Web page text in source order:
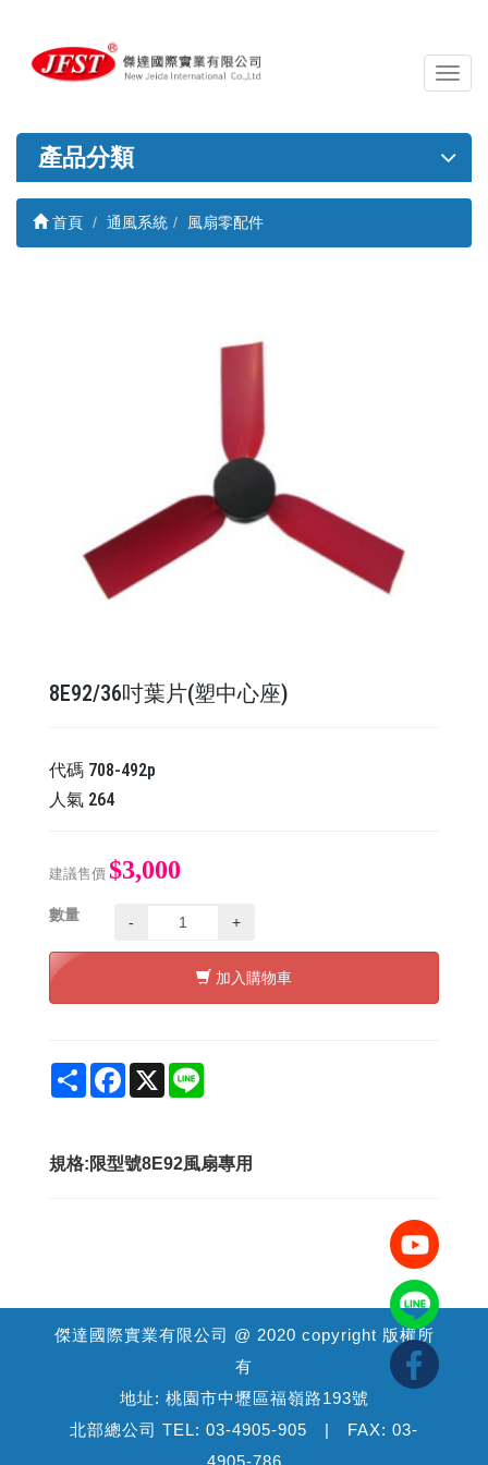
導
覽
關
產品分類
首頁 通風系統 風扇零配件
8E92/36吋葉片(塑中心座)
代碼 708-492p
人氣 264
建議售價 $3,000
數量 - +
加入購物車
Share Facebook
X
規格:限型號8E92風扇專用
傑達國際實業有限公司 @ 2020 copyright 版權所
有
地址: 桃園市中壢區福嶺路193號
北部總公司 TEL: 03-4905-905 | FAX: 03-
4905-786